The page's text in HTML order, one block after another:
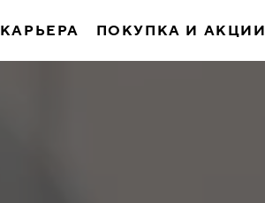
КАРЬЕРА ПОКУПКА И АКЦИИ